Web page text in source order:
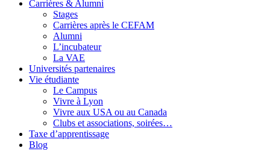
Carrières & Alumni
Stages
Carrières après le CEFAM
Alumni
L’incubateur
La VAE
Universités partenaires
Vie étudiante
Le Campus
Vivre à Lyon
Vivre aux USA ou au Canada
Clubs et associations, soirées…
Taxe d’apprentissage
Blog